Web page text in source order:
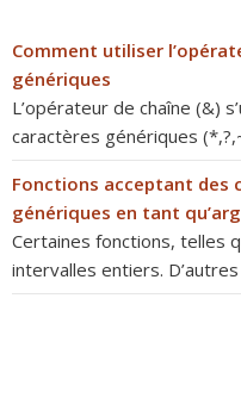
Comment utiliser
génériques
L’opérateur de chaîne (&)
caractères génériques
Fonctions acceptant des
génériques en tant
Certaines fonctions, telles
intervalles entiers.